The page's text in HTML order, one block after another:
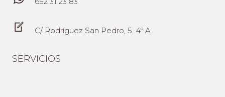
PUEDE SER EFECTIVO PARA TRATAR LA
INFORMADO SOBRE SUS POSIBLES
RIESGOS Y EFECTOS SECUNDARIOS, ASÍ
LA SALUD ANTES DE SU USO PARA
GARANTIZAR SU SEGURIDAD Y EFICACIA.
C/ Rodríguez San Pedro, 5. 4º A
SERVICIOS